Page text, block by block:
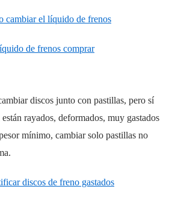
cambiar el líquido de frenos
de frenos comprar
discos junto con pastillas, pero sí
rayados, deformados, muy gastados
mínimo, cambiar solo pastillas no
discos de freno gastados